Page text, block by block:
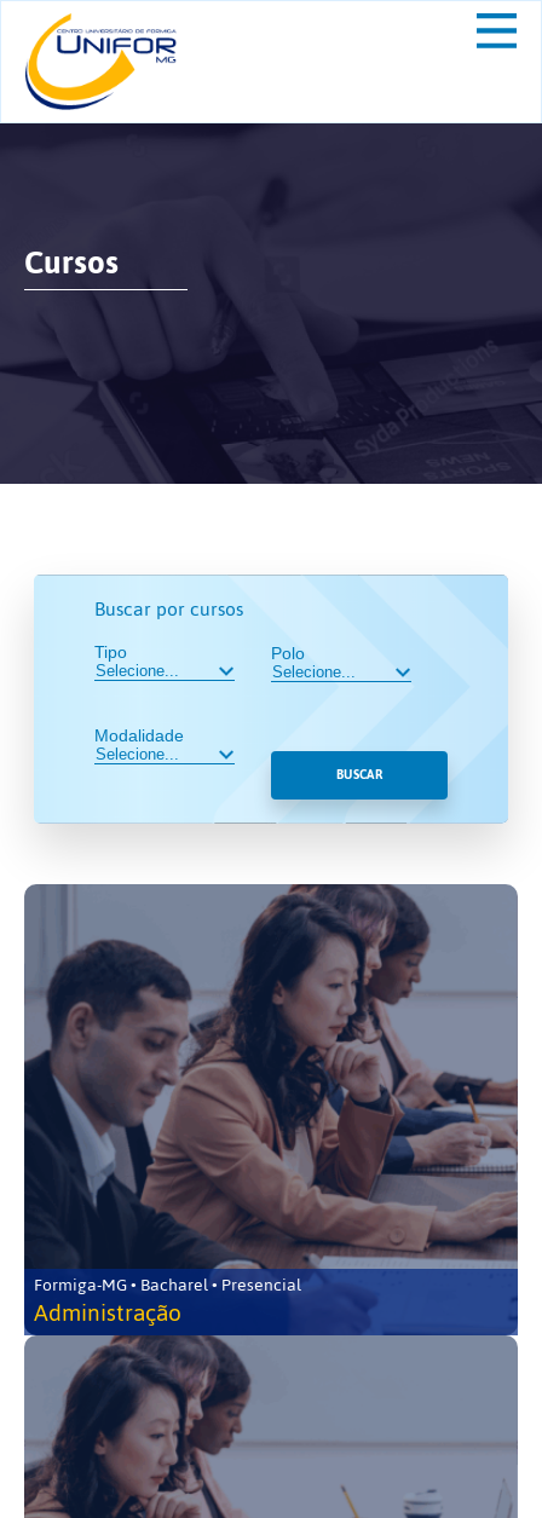
Cursos
Buscar por cursos
Tipo
Modalidade
Polo
BUSCAR
Formiga-MG • Bacharel • Presencial
Administração